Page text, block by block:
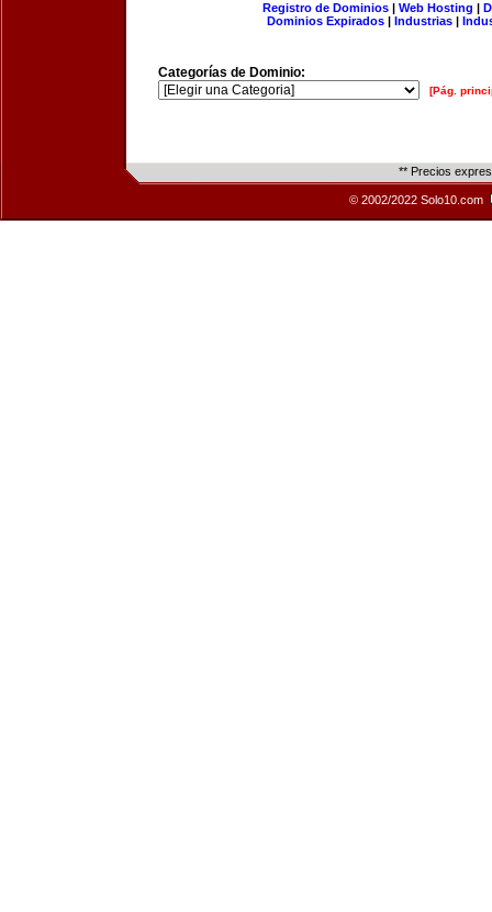
Registro de Dominios| Web Hosting |
Dominios Expirados | Industrias |
Categorías de Dominio:
[Pág.
** Precios
© 2002/2022 Solo10.com